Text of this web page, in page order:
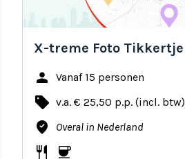
X-treme Foto Tikkertje
person Vanaf 15 personen
local_offer v.a. € 25,50 p.p. (incl. btw)
where_to_vote Overal in Nederland
restaurant coffee